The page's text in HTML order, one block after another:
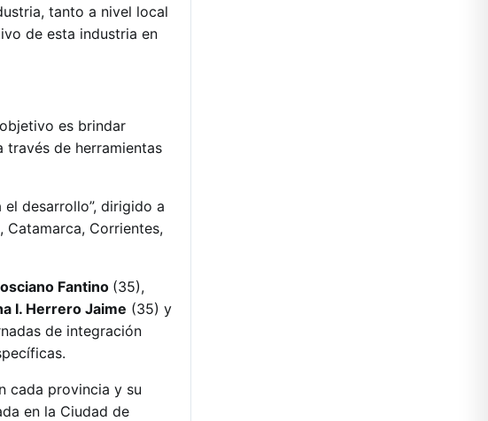
tanto a nivel local
de esta industria en
es brindar
través de herramientas
desarrollo”, dirigido a
Corrientes,
Fantino (35),
I. Herrero Jaime (35) y
de integración
cada provincia y su
en la Ciudad de